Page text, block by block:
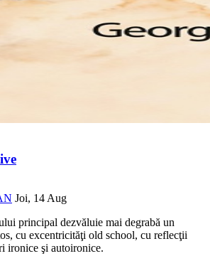
Joi, 14 Aug
principal dezvăluie mai degrabă un
cu excentricităţi old school, cu reflecţii
ironice şi autoironice.